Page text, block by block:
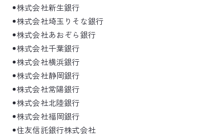
株式会社新生銀行
株式会社埼玉りそな銀行
株式会社あおぞら銀行
株式会社千葉銀行
株式会社横浜銀行
株式会社静岡銀行
株式会社常陽銀行
株式会社北陸銀行
株式会社福岡銀行
住友信託銀行株式会社